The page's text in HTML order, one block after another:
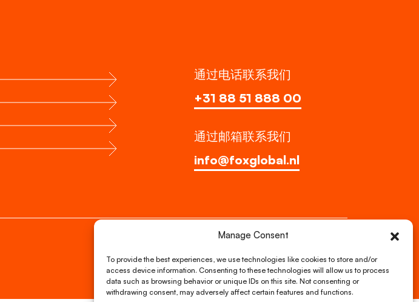
Manage Consent
To provide the best experiences, we use technologies like cookies to store and/or
access device information. Consenting to these technologies will allow us to process
data such as browsing behavior or unique IDs on this site. Not consenting or
withdrawing consent, may adversely affect certain features and functions.
通过电话联系我们
+31 88 51 888 00
通过邮箱联系我们
info@foxglobal.nl
我们的服务关于我们